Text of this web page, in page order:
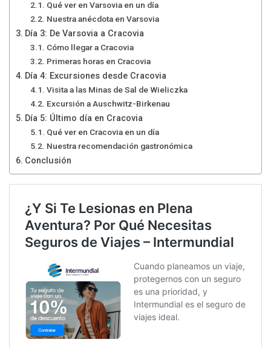
Qué ver en Varsovia en un día
Nuestra anécdota en Varsovia
Día 3: De Varsovia a Cracovia
Cómo llegar a Cracovia
Primeras horas en Cracovia
Día 4: Excursiones desde Cracovia
Visita a las Minas de Sal de Wieliczka
Excursión a Auschwitz-Birkenau
Día 5: Último día en Cracovia
Qué ver en Cracovia en un día
Nuestra recomendación gastronómica
Conclusión